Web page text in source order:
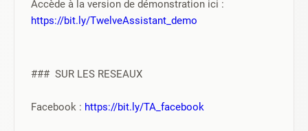
https://bit.ly/TwelveAssistant_demo
###  SUR LES RESEAUX
Facebook : https://bit.ly/TA_facebook